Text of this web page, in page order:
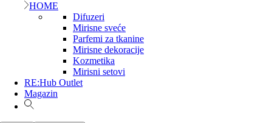
HOME
Difuzeri
Mirisne sveće
Parfemi za tkanine
Mirisne dekoracije
Kozmetika
Mirisni setovi
RE:Hub Outlet
Magazin